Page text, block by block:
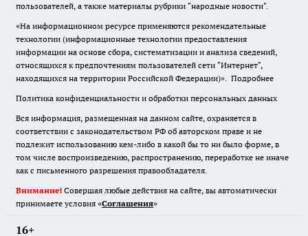
пользователей, а также материалы рубрики "народные новости".
«На информационном ресурсе применяются рекомендательные
технологии (информационные технологии предоставления
информации на основе сбора, систематизации и анализа сведений,
относящихся к предпочтениям пользователей сети "Интернет",
находящихся на территории Российской Федерации)». Подробнее
Политика конфиденциальности и обработки персональных данных
Вся информация, размещенная на данном сайте, охраняется в
соответствии с законодательством РФ об авторском праве и не
подлежит использованию кем-либо в какой бы то ни было форме, в
том числе воспроизведению, распространению, переработке не иначе
как с письменного разрешения правообладателя.
Внимание! Совершая любые действия на сайте, вы автоматически
принимаете условия «Cоглашения»
16+